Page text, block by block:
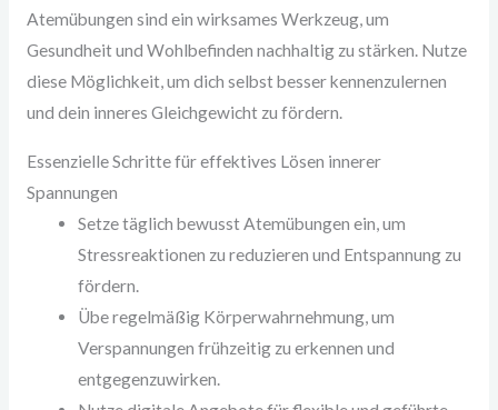
Atemübungen sind ein wirksames Werkzeug, um
Gesundheit und Wohlbefinden nachhaltig zu stärken. Nutze
diese Möglichkeit, um dich selbst besser kennenzulernen
und dein inneres Gleichgewicht zu fördern.
Essenzielle Schritte für effektives Lösen innerer
Spannungen
Setze täglich bewusst Atemübungen ein, um
Stressreaktionen zu reduzieren und Entspannung zu
fördern.
Übe regelmäßig Körperwahrnehmung, um
Verspannungen frühzeitig zu erkennen und
entgegenzuwirken.